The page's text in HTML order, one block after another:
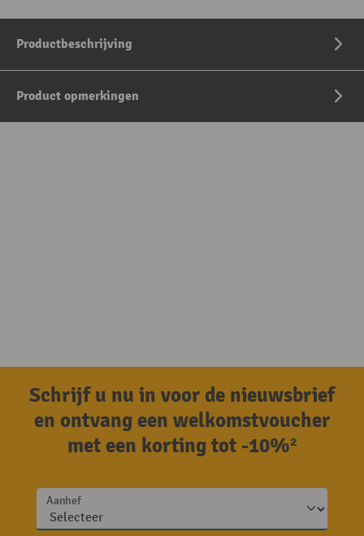
Productbeschrijving
Product opmerkingen
Schrijf u nu in voor de nieuwsbrief
en ontvang een welkomstvoucher
met een korting tot -10%²
Aanhef